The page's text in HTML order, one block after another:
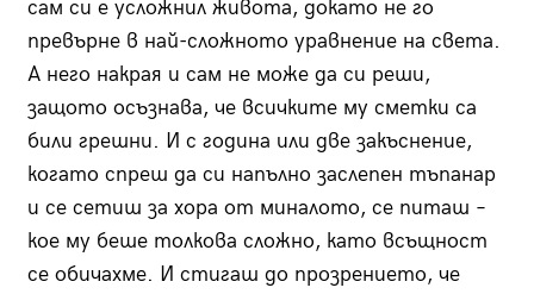
сам си е усложнил живота, докато не го
превърне в най-сложното уравнение на света.
А него накрая и сам не може да си реши,
защото осъзнава, че всичките му сметки са
били грешни. И с година или две закъснение,
когато спреш да си напълно заслепен тъпанар
и се сетиш за хора от миналото, се питаш –
кое му беше толкова сложно, като всъщност
се обичахме. И стигаш до прозрението, че